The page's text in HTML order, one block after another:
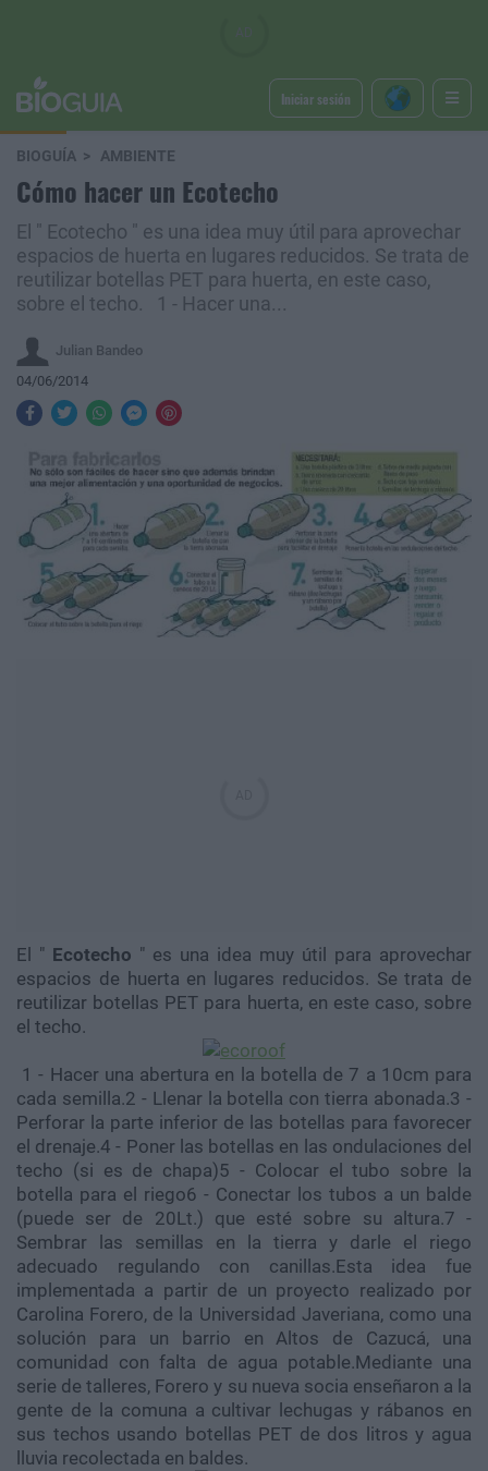
Iniciar sesión
BIOGUÍA AMBIENTE
Cómo hacer un Ecotecho
El " Ecotecho " es una idea muy útil para aprovechar
espacios de huerta en lugares reducidos. Se trata de
reutilizar botellas PET para huerta, en este caso,
sobre el techo. 1 - Hacer una...
Julian Bandeo
04/06/2014
El " Ecotecho " es una idea muy útil para aprovechar
espacios de huerta en lugares reducidos. Se trata de
reutilizar botellas PET para huerta, en este caso, sobre
el techo.
1 - Hacer una abertura en la botella de 7 a 10cm para
cada semilla.2 - Llenar la botella con tierra abonada.3 -
Perforar la parte inferior de las botellas para favorecer
el drenaje.4 - Poner las botellas en las ondulaciones del
techo (si es de chapa)5 - Colocar el tubo sobre la
botella para el riego6 - Conectar los tubos a un balde
(puede ser de 20Lt.) que esté sobre su altura.7 -
Sembrar las semillas en la tierra y darle el riego
adecuado regulando con canillas.Esta idea fue
implementada a partir de un proyecto realizado por
Carolina Forero, de la Universidad Javeriana, como una
solución para un barrio en Altos de Cazucá, una
comunidad con falta de agua potable.Mediante una
serie de talleres, Forero y su nueva socia enseñaron a la
gente de la comuna a cultivar lechugas y rábanos en
sus techos usando botellas PET de dos litros y agua
lluvia recolectada en baldes.